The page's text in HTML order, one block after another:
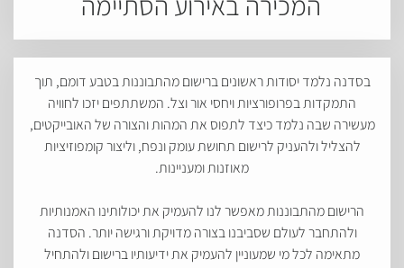
בסדנה נלמד יסודות ראשונים ברישום מהתבוננות בטבע דומם, תוך
התמקדות בפרופורציות ויחסי אור וצל. המשתתפים יזכו לחוויה
מעשירה שבה נלמד כיצד לתפוס את המהות והצורה של האובייקטים,
להצליל ולהעניק לרישום תחושת עומק ונפח, וליצור קומפוזיציות
מאוזנות ומעניינות.
הרישום מהתבוננות מאפשר לנו להעמיק את יכולותינו האמנותיות
ולהתחבר לעולם שסביבנו בצורה מדויקת ורגישה יותר. הסדנה
מתאימה לכל מי שמעוניין להעמיק את ידיעותיו ברישום ולהתחיל